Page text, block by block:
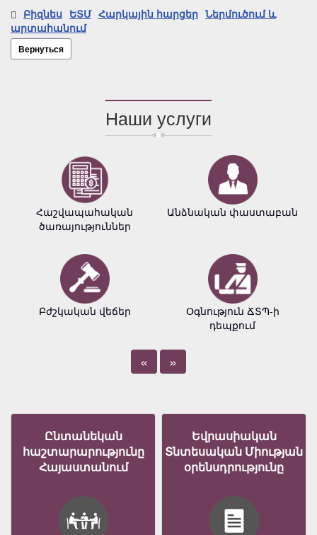
Բիզնես ԵՏՄ Հարկային հարցեր Ներմուծում և
արտահանում
Вернуться
Наши услуги
Հաշվապահական
ծառայություններ
Բժշկական վեճեր
Անձնական փաստաբան
Օգնություն ՃՏՊ-ի
դեպքում
« »
Ընտանեկան
հաշտարարությունը
Հայաստանում
Եվրասիական
Տնտեսական Միության
օրենսդրությունը